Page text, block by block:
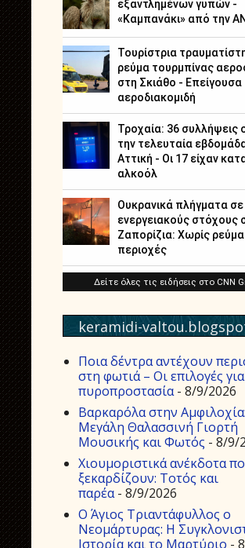
keramidi-
Ποια δέντρα αντέχουν
στη φωτιά – Οι επιλογές για
πυροπροστασία- 8/9/2026
Βαρκαρόλα στην
Μεγάλη Θαλασσινή Γιορτή
Μουσικής και Φωτός - 8/9/
Χιουμοριστικά ανέκδοτα
ξεκαρδίζουν: Τοτός και
παρέα- 8/9/2026
Ο Άγιος Τριαντάφυλλος ο
Νεομάρτυρας: Η
Ιστορία και το Μαρτύριο -